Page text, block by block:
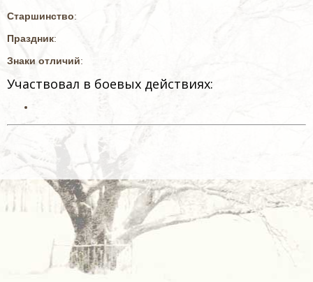
Старшинство:
Праздник:
Знаки отличий:
Участвовал в боевых действиях: